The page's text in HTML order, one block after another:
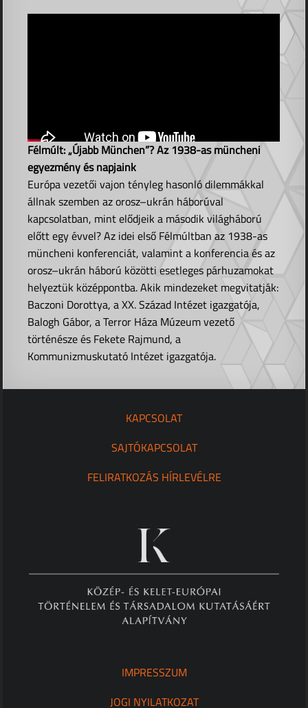
Félmúlt: „Újabb München”? Az 1938-as müncheni
egyezmény és napjaink
Európa vezetői vajon tényleg hasonló dilemmákkal
állnak szemben az orosz–ukrán háborúval
kapcsolatban, mint elődjeik a második világháború
előtt egy évvel? Az idei első Félmúltban az 1938-as
müncheni konferenciát, valamint a konferencia és az
orosz–ukrán háború közötti esetleges párhuzamokat
helyeztük középpontba. Akik mindezeket megvitatják:
Baczoni Dorottya, a XX. Század Intézet igazgatója,
Balogh Gábor, a Terror Háza Múzeum vezető
történésze és Fekete Rajmund, a
Kommunizmuskutató Intézet igazgatója.
KAPCSOLAT
SAJTÓKAPCSOLAT
FELIRATKOZÁS HÍRLEVÉLRE
IMPRESSZUM
JOGI NYILATKOZAT